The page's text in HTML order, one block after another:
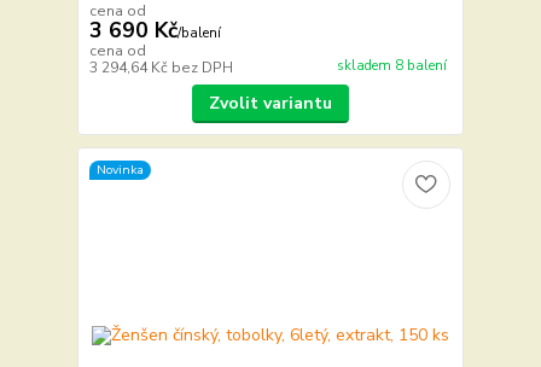
cena od
3 690 Kč/balení
cena od
3 294,64 Kč bez DPH skladem 8 balení
Zvolit variantu
Novinka